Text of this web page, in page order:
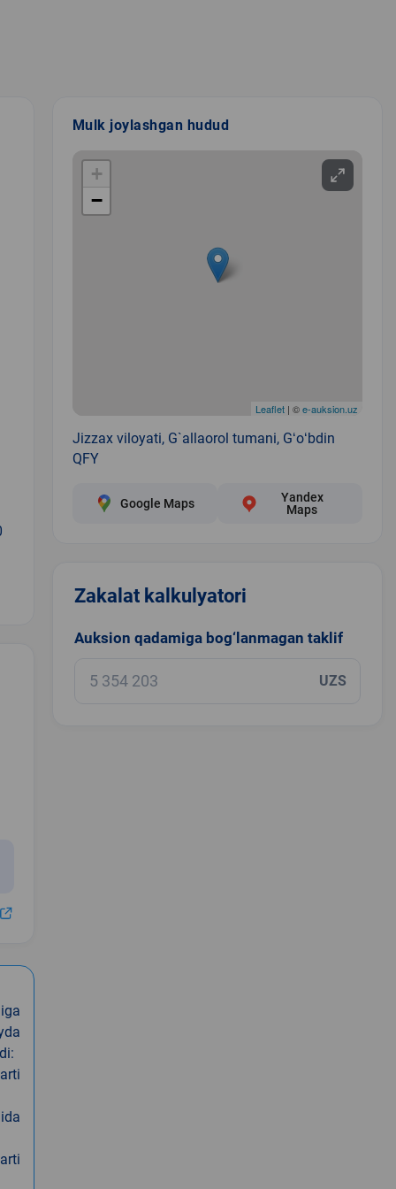
Mulk joylashgan hudud
+
−
Leaflet| ©e-auksion.uz
Jizzax viloyati, G`allaorol tumani, Gʻoʻbdin
QFY
Google Maps
Yandex
Maps
Zakalat kalkulyatori
Auksion qadamiga bog‘lanmagan taklif
UZS